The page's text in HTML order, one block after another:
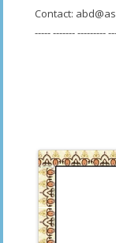
Contact:
----- ------- ---------